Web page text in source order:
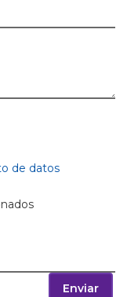
de datos
Enviar